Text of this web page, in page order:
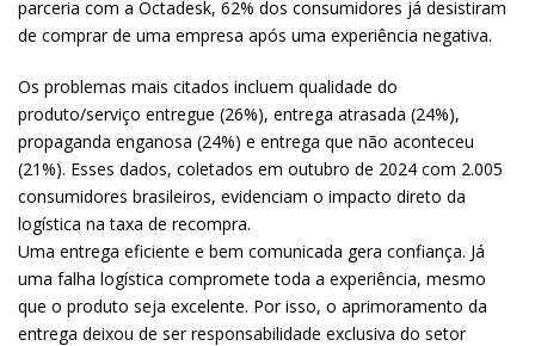
parceria com a Octadesk, 62% dos consumidores já desistiram
de comprar de uma empresa após uma experiência negativa.
Os problemas mais citados incluem qualidade do
produto/serviço entregue (26%), entrega atrasada (24%),
propaganda enganosa (24%) e entrega que não aconteceu
(21%). Esses dados, coletados em outubro de 2024 com 2.005
consumidores brasileiros, evidenciam o impacto direto da
logística na taxa de recompra.
Uma entrega eficiente e bem comunicada gera confiança. Já
uma falha logística compromete toda a experiência, mesmo
que o produto seja excelente. Por isso, o aprimoramento da
entrega deixou de ser responsabilidade exclusiva do setor